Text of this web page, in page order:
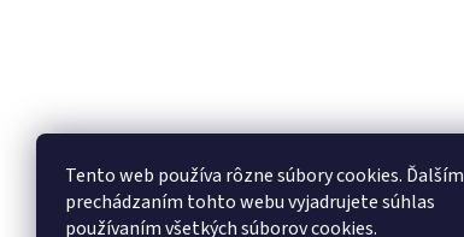
Tento web používa rôzne súbory cookies. Ďalším
prechádzaním tohto webu vyjadrujete súhlas
používaním všetkých súborov cookies.